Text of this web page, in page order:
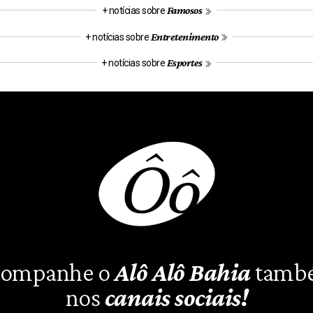
+ notícias sobreFamosos
+ notícias sobre Entretenimento
+ notícias sobreEsportes
oAlô Alô Bahia
nos canais sociais!